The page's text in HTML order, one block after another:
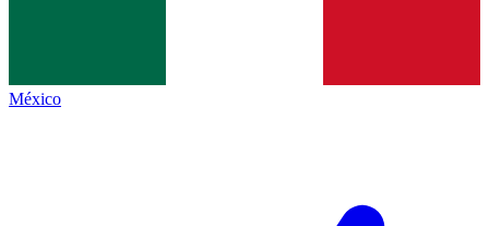
México